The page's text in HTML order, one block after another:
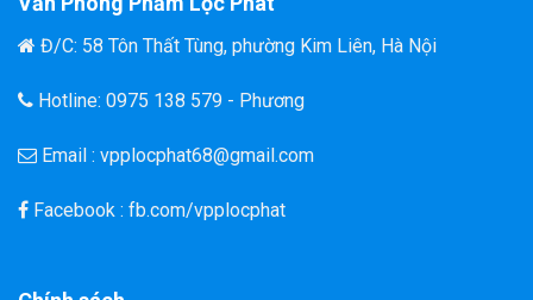
Đ/C: 58 Tôn Thất Tùng, phường Kim Liên, Hà Nội
Hotline: 0975 138 579 - Phương
Email : vpplocphat68@gmail.com
Facebook : fb.com/vpplocphat